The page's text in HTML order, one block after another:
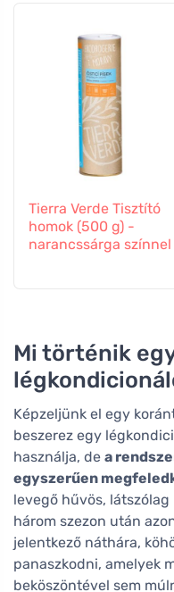
Tierra Verde Tisztító
homok (500 g) -
narancssárga színnel
Mi történik
Képzeljünk el egy
beszerez egy
használja, de a
egyszerűen
levegő hűvös,
három szezon után
jelentkező náthára,
panaszkodni, amelyek
beköszöntével sem